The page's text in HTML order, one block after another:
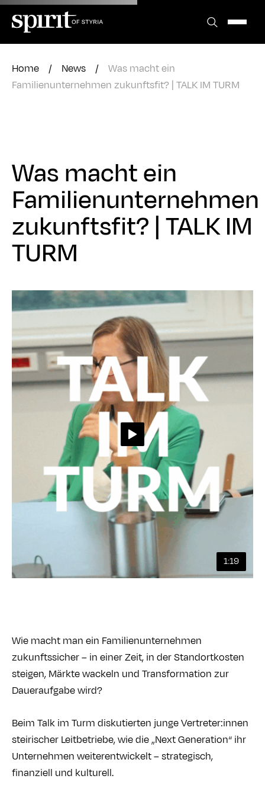
Zum
Inhalt
springen
Home
/ News /
Was macht ein
Familienunternehmen zukunftsfit? | TALK IM TURM
Was macht ein
Familienunternehmen
zukunftsfit? | TALK IM
TURM
1:19
Wie macht man ein Familienunternehmen
zukunftssicher – in einer Zeit, in der Standortkosten
steigen, Märkte wackeln und Transformation zur
Daueraufgabe wird?
Beim Talk im Turm diskutierten junge Vertreter:innen
steirischer Leitbetriebe, wie die „Next Generation“ ihr
Unternehmen weiterentwickelt – strategisch,
finanziell und kulturell.